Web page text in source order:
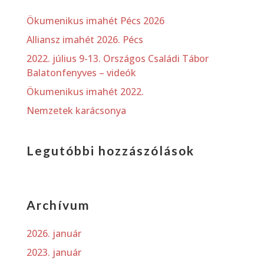
Ökumenikus imahét Pécs 2026
Alliansz imahét 2026. Pécs
2022. július 9-13. Országos Családi Tábor
Balatonfenyves – videók
Ökumenikus imahét 2022.
Nemzetek karácsonya
Legutóbbi hozzászólások
Archívum
2026. január
2023. január